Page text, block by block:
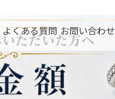
よくある質問 お問い合わせ